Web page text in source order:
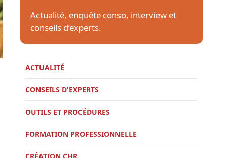
Actualité, enquête conso, interview et
conseils d’experts.
ACTUALITÉ
CONSEILS D'EXPERTS
OUTILS ET PROCÉDURES
FORMATION PROFESSIONNELLE